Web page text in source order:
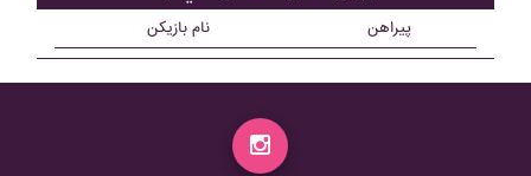
نام بازیکن پیراهن